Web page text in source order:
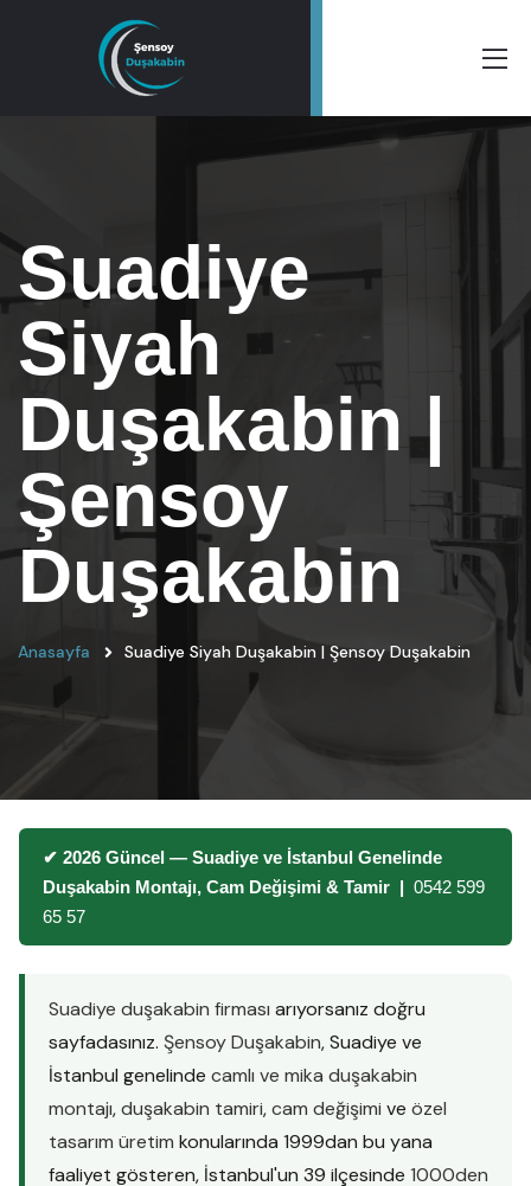
Suadiye
Siyah
Duşakabin |
Şensoy
Duşakabin
Anasayfa Suadiye Siyah Duşakabin | Şensoy Duşakabin
✔ 2026 Güncel — Suadiye ve İstanbul Genelinde
Duşakabin Montajı, Cam Değişimi & Tamir | 0542 599
65 57
Suadiye duşakabin firması arıyorsanız doğru
sayfadasınız. Şensoy Duşakabin, Suadiye ve
İstanbul genelinde camlı ve mika duşakabin
montajı,duşakabin tamiri,cam değişimi ve özel
tasarım üretim konularında 1999dan bu yana
faaliyet gösteren, İstanbul'un 39 ilçesinde 1000den